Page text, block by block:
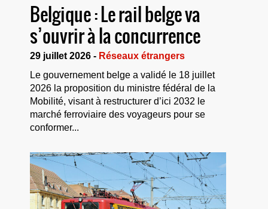
Belgique : Le rail belge va
s’ouvrir à la concurrence
29 juillet 2026 - Réseaux étrangers
Le gouvernement belge a validé le 18 juillet
2026 la proposition du ministre fédéral de la
Mobilité, visant à restructurer d’ici 2032 le
marché ferroviaire des voyageurs pour se
conformer...